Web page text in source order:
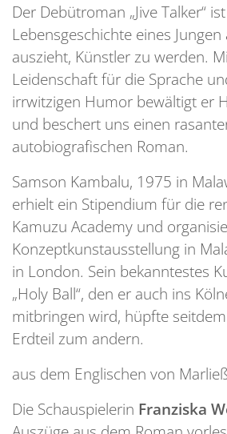
Der Debütroman „Jive Talker“
Lebensgeschichte eines
auszieht, Künstler zu werden.
Leidenschaft für die Sprache
irrwitzigen Humor bewältigt er
und beschert uns einen
autobiografischen Roman.
Samson Kambalu, 1975 in
erhielt ein Stipendium für die
Kamuzu Academy und
Konzeptkunstausstellung in
in London. Sein bekanntestes
„Holy Ball“, den er auch ins
mitbringen wird, hüpfte
Erdteil zum andern.
aus dem Englischen von
Die Schauspielerin Franziska